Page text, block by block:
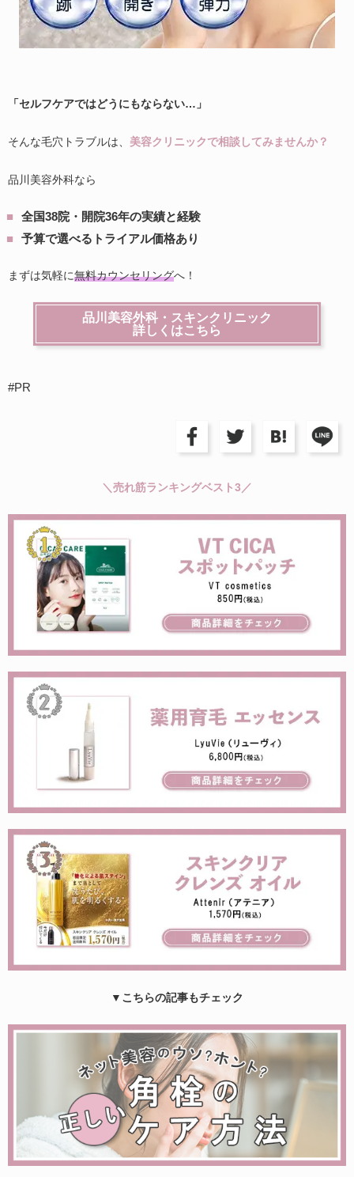
「セルフケアではどうにもならない…」
そんな毛穴トラブルは、 美容クリニックで相談してみませんか？
品川美容外科なら
全国38院・開院36年の実績と経験
予算で選べるトライアル価格あり
まずは気軽に無料カウンセリングへ！
品川美容外科・スキンクリニック
詳しくはこちら
#PR
＼売れ筋ランキングベスト3／
▼こちらの記事もチェック